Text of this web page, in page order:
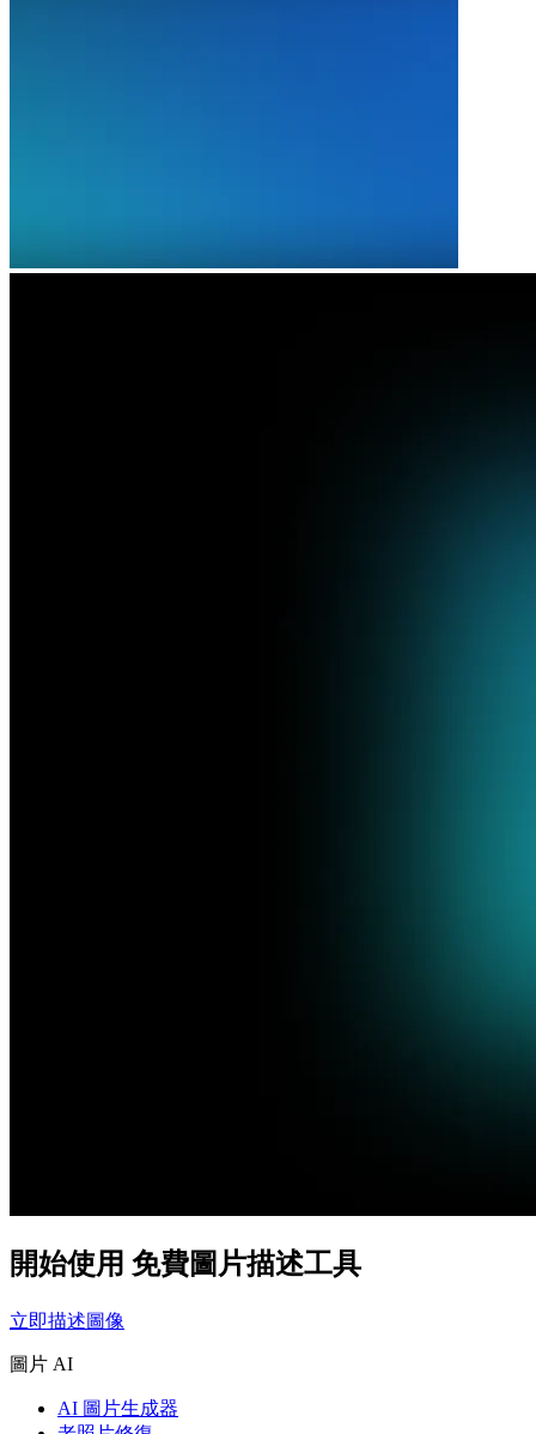
開始使用 免費圖片描述工具
立即描述圖像
圖片 AI
AI 圖片生成器